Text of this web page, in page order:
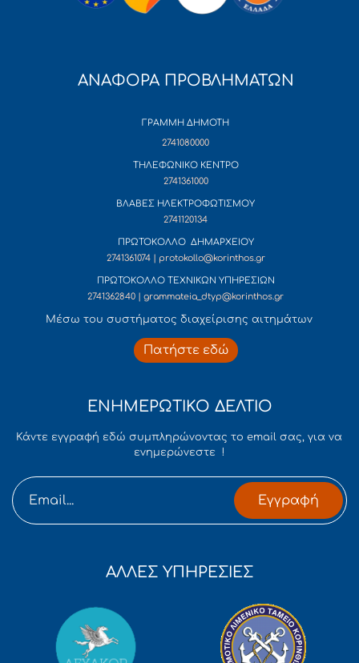
ΑΝΑΦΟΡΑ ΠΡΟΒΛΗΜΑΤΩΝ
ΓΡΑΜΜΗ ΔΗΜΟΤΗ
2741080000
ΤΗΛΕΦΩΝΙΚΟ ΚΕΝΤΡΟ
2741361000
ΒΛΑΒΕΣ ΗΛΕΚΤΡΟΦΩΤΙΣΜΟΥ
2741120134
ΠΡΩΤΟΚΟΛΛΟ ΔΗΜΑΡΧΕΙΟΥ
2741361074 | protokollo@korinthos.gr
ΠΡΩΤΟΚΟΛΛΟ ΤΕΧΝΙΚΩΝ ΥΠΗΡΕΣΙΩΝ
2741362840 | grammateia_dtyp@korinthos.gr
Mέσω του συστήματος διαχείρισης αιτημάτων
Πατήστε εδώ
ΕΝΗΜΕΡΩΤΙΚΟ ΔΕΛΤΙΟ
Κάντε εγγραφή εδώ συμπληρώνοντας το email σας, για να
ενημερώνεστε !
Εγγραφή
ΑΛΛΕΣ ΥΠΗΡΕΣΙΕΣ